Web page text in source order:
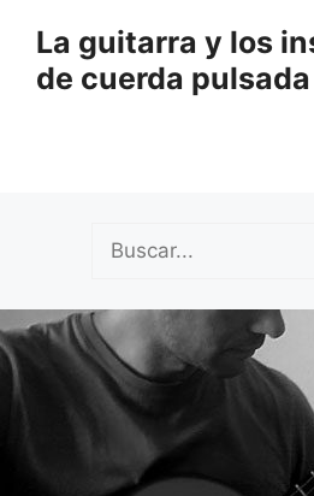
contenido
La guitarra y los
de cuerda pulsada